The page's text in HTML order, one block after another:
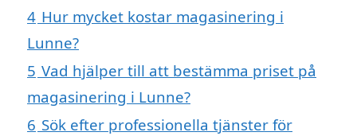
4 Hur mycket kostar magasinering i
Lunne?
5 Vad hjälper till att bestämma priset på
magasinering i Lunne?
6 Sök efter professionella tjänster för